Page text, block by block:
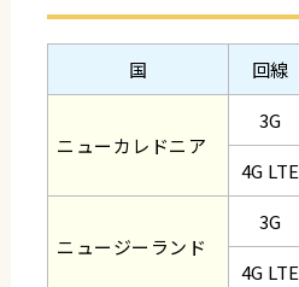
国 回線
ニューカレドニア
3G
4G LTE
ニュージーランド
3G
4G LTE